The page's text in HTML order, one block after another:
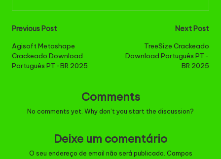
Post
navigation
Previous Post
Agisoft Metashape
Crackeado Download
Português PT-BR 2025
Next Post
TreeSize Crackeado
Download Português PT-
BR 2025
Comments
No comments yet. Why don’t you start the discussion?
Deixe um comentário
O seu endereço de email não será publicado. Campos